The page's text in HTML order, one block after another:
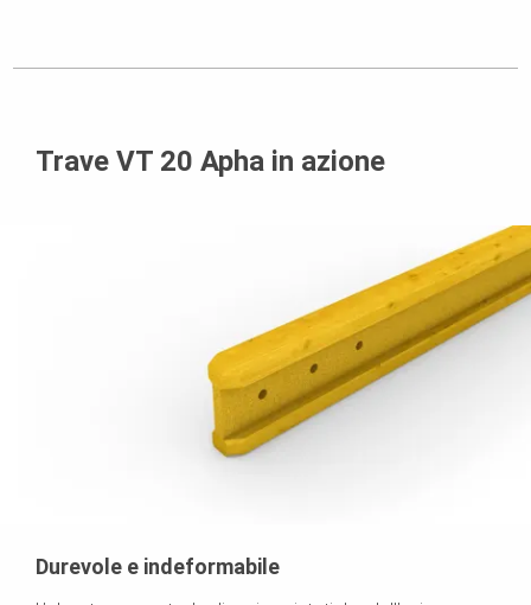
Trave VT 20 Apha in azione
Durevole e indeformabile